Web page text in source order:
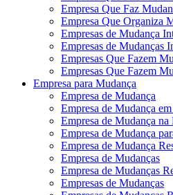
Empresa Que Faz
Empresa Que Organiza
Empresas de Mudança
Empresas de Mudanças
Empresas Que Fazem
Empresas Que Fazem
Empresa para Mudança
Empresa de Mudança
Empresa de Mudança
Empresa de Mudança na
Empresa de Mudança
Empresa de Mudança
Empresa de Mudanças
Empresa de Mudanças
Empresas de Mudanças